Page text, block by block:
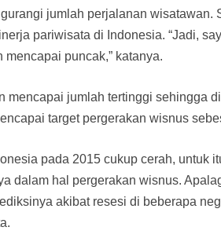
jumlah perjalanan wisatawan.
pariwisata di Indonesia. “Jadi,
puncak,” katanya.
mencapai jumlah tertinggi sehingga
target pergerakan wisnus
pada 2015 cukup cerah, untuk
dalam hal pergerakan wisnus.
akibat resesi di beberapa